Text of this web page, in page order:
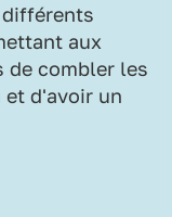
aux
de combler les
et d'avoir un